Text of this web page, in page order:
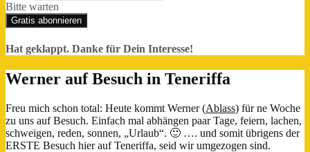
Bitte warten
Gratis abonnieren
Hat geklappt. Danke für Dein Interesse!
Werner auf Besuch in Teneriffa
Freu mich schon total: Heute kommt Werner (Ablass) für ne Woche
zu uns auf Besuch. Einfach mal abhängen paar Tage, feiern, lachen,
schweigen, reden, sonnen, „Urlaub“. 🙂 …. und somit übrigens der
ERSTE Besuch hier auf Teneriffa, seid wir umgezogen sind.